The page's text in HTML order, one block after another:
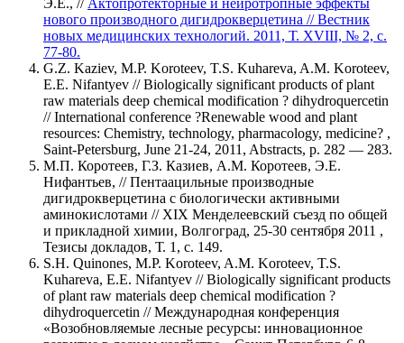
Э.Е., // Актопротекторные и нейротропные эффекты
нового производного дигидрокверцетина // Вестник
новых медицинских технологий. 2011, Т. XVIII, № 2, с.
77-80.
G.Z. Kaziev, M.P. Koroteev, T.S. Kuhareva, A.M. Koroteev,
E.E. Nifantyev // Biologically significant products of plant
raw materials deep chemical modification ? dihydroquercetin
// International conference ?Renewable wood and plant
resources: Chemistry, technology, pharmacology, medicine? ,
Saint-Petersburg, June 21-24, 2011, Abstracts, p. 282 — 283.
М.П. Коротеев, Г.З. Казиев, А.М. Коротеев, Э.Е.
Нифантьев, // Пентаацильные производные
дигидрокверцетина с биологически активными
аминокислотами // XIX Менделеевский съезд по общей
и прикладной химии, Волгоград, 25-30 сентября 2011 ,
Тезисы докладов, Т. 1, с. 149.
S.H. Quinones, M.P. Koroteev, A.M. Koroteev, T.S.
Kuhareva, E.E. Nifantyev // Biologically significant products
of plant raw materials deep chemical modification ?
dihydroquercetin // Международная конференция
«Возобновляемые лесные ресурсы: инновационное